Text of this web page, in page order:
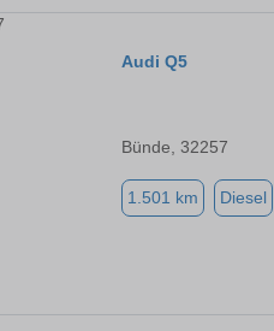
Audi Q5
Bünde, 32257
1.501 km Diesel